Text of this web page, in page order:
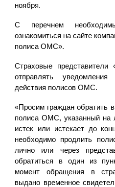
ноября.
С перечнем
ознакомиться на сайте
полиса ОМС».
Страховые представители
отправлять
действия полисов ОМС.
«Просим граждан обратить
полиса ОМС, указанный на
истек или истекает до
необходимо продлить
лично или через
обратиться в один из
момент обращения в
выдано временное